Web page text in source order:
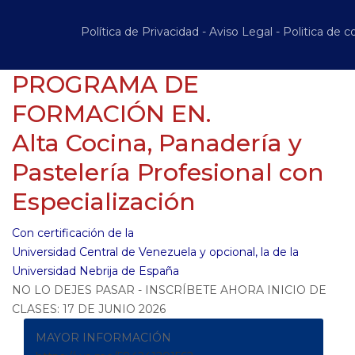
Política de Privacidad - Aviso Legal - Politica de
PROGRAMA DE
FORMACIÓN EN.
Alta Cocina, Panadería y
Pastelería Profesional con
Especialización
Con certificación de la
Universidad Central de Venezuela y opcional, la de la
Universidad Nebrija de España
NO LO DEJES PASAR - INSCRÍBETE AHORA INICIO DE
CLASES: 17 DE JUNIO 2026
MAYOR INFORMACIÓN